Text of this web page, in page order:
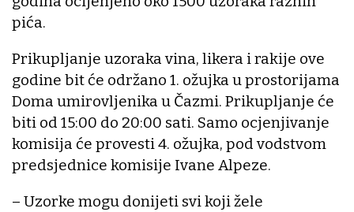
pića.
Prikupljanje uzoraka vina, likera i rakije ove
godine bit će održano 1. ožujka u prostorijama
Doma umirovljenika u Čazmi. Prikupljanje će
biti od 15:00 do 20:00 sati. Samo ocjenjivanje
komisija će provesti 4. ožujka, pod vodstvom
predsjednice komisije Ivane Alpeze.
– Uzorke mogu donijeti svi koji žele